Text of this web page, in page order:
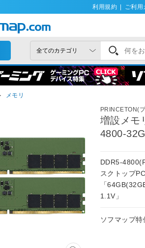
利用規約 ご利用
メモリ
PRINCETON(
増設メモ
4800-
DDR5-
スクトップ
「
1.1V」
ソフマップ特